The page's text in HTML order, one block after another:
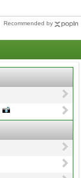
Recommended by